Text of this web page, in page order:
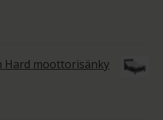
Hard moottorisänky